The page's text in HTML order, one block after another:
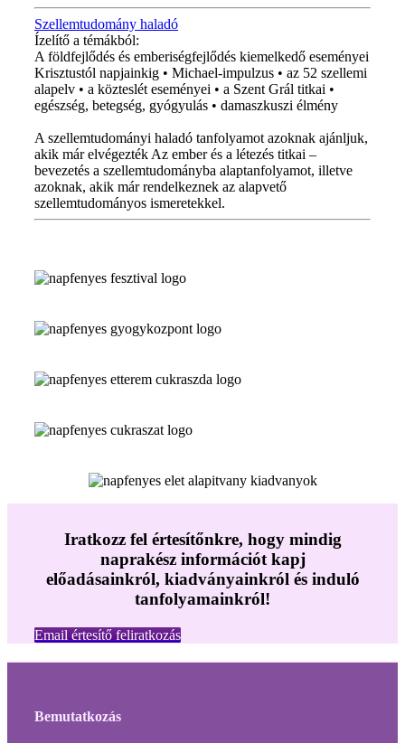
Szellemtudomány haladó
Ízelítő a témákból:
A földfejlődés és emberiségfejlődés kiemelkedő eseményei
Krisztustól napjainkig • Michael-impulzus • az 52 szellemi
alapelv • a közteslét eseményei • a Szent Grál titkai •
egészség, betegség, gyógyulás • damaszkuszi élmény
A szellemtudományi haladó tanfolyamot azoknak ajánljuk,
akik már elvégezték Az ember és a létezés titkai –
bevezetés a szellemtudományba alaptanfolyamot, illetve
azoknak, akik már rendelkeznek az alapvető
szellemtudományos ismeretekkel.
Iratkozz fel értesítőnkre, hogy mindig
naprakész információt kapj
előadásainkról, kiadványainkról és induló
tanfolyamainkról!
Email értesítő feliratkozás
Bemutatkozás